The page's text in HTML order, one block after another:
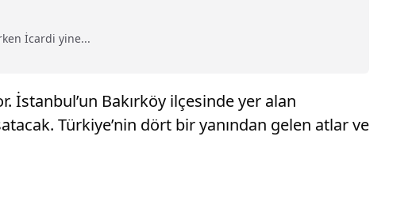
İcardi yine...
İstanbul’un Bakırköy ilçesinde yer alan
Türkiye’nin dört bir yanından gelen atlar ve